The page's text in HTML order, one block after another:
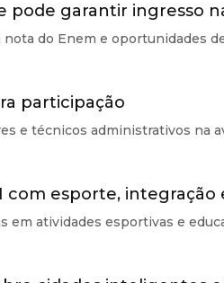
pode garantir ingresso
do Enem e oportunidades
participação
e técnicos administrativos na
com esporte,
atividades esportivas e